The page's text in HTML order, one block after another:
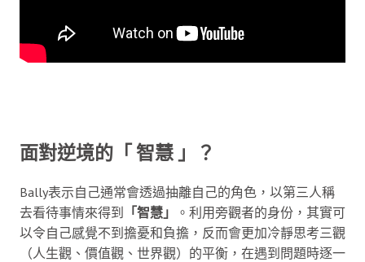
面對逆境的「 智慧 」？
Bally表示自己通常會透過抽離自己的角色，以第三人稱
去看待事情來得到 「智慧」
。利用旁觀者的身份，其實可
以令自己感覺不到擔憂和負擔，反而會更加冷靜思考三觀
（人生觀、價值觀、世界觀）的平衡，在遇到問題時逐一